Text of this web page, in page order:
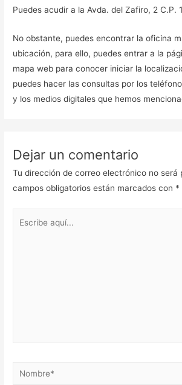
Puedes acudir a la Avda. del Zafiro, 2 C.P.
No obstante, puedes encontrar la oficina
ubicación, para ello, puedes entrar a la
mapa web para conocer iniciar la
puedes hacer las consultas por los
y los medios digitales que hemos
Dejar un comentario
Tu dirección de correo electrónico no será
campos obligatorios están marcados con *
Nombre*